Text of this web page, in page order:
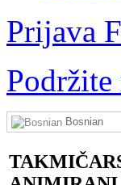
Prijava
Podržite
Bosnian